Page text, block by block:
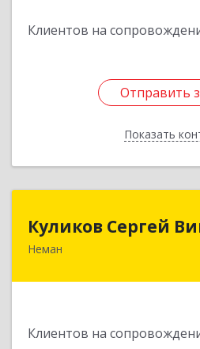
Клиентов на
Отправить
Показать
Отправить
Назад
Куликов Сергей
Неман
Клиентов на
Куликов